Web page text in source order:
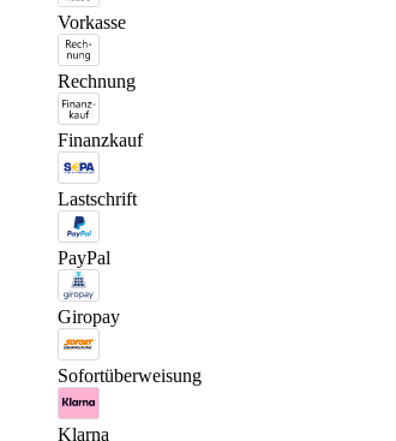
Vorkasse
Rechnung
Finanzkauf
Lastschrift
PayPal
Giropay
Sofortüberweisung
Klarna